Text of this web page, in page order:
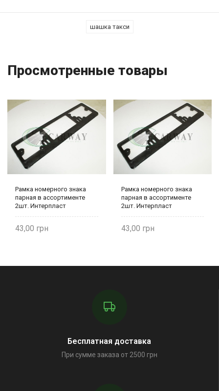
шашка такси
Просмотренные товары
Рамка номерного знака
парная в ассортименте
2шт. Интерпласт
43,00
Рамка номерного знака
парная в ассортименте
2шт. Интерпласт
43,00
Бесплатная доставка
При сумме заказа от 2500 грн